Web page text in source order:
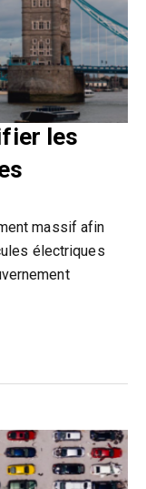
les
massif afin
électriques